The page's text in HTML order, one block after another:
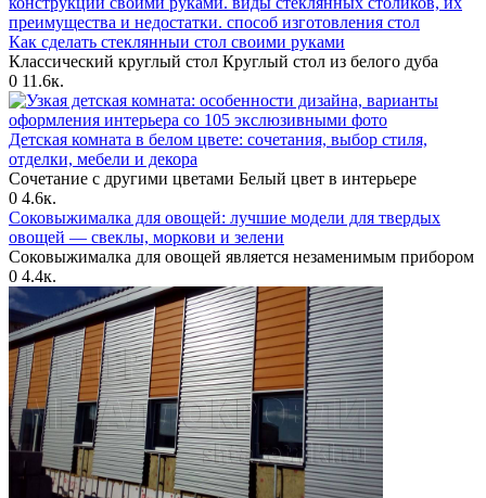
Как сделать стеклянныи стол своими руками
Классический круглый стол Круглый стол из белого дуба
0 11.6к.
Детская комната в белом цвете: сочетания, выбор стиля,
отделки, мебели и декора
Сочетание с другими цветами Белый цвет в интерьере
0 4.6к.
Соковыжималка для овощей: лучшие модели для твердых
овощей — свеклы, моркови и зелени
Соковыжималка для овощей является незаменимым прибором
0 4.4к.